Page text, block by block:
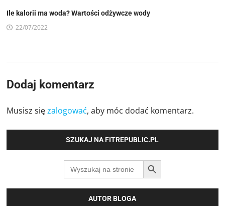
Ile kalorii ma woda? Wartości odżywcze wody
22/07/2022
Dodaj komentarz
Musisz sięzalogować, aby móc dodać komentarz.
SZUKAJ NA FITREPUBLIC.PL
Search
for:
SEARCH BUTTON
AUTOR BLOGA